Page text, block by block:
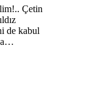
Çetin
de kabul